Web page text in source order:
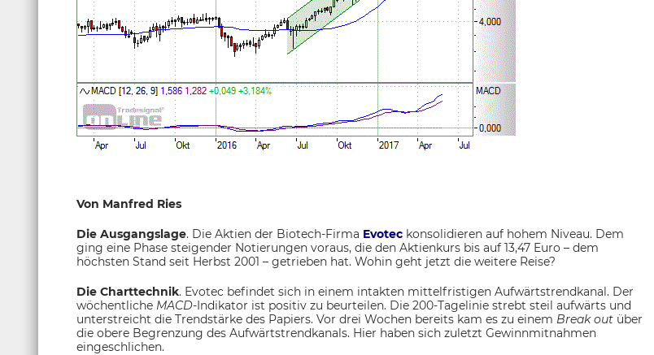
Von Manfred Ries
Die Ausgangslage. Die Aktien der Biotech-Firma Evotec konsolidieren auf hohem Niveau. Dem
ging eine Phase steigender Notierungen voraus, die den Aktienkurs bis auf 13,47 Euro – dem
höchsten Stand seit Herbst 2001 – getrieben hat. Wohin geht jetzt die weitere Reise?
Die Charttechnik. Evotec befindet sich in einem intakten mittelfristigen Aufwärtstrendkanal. Der
wöchentliche MACD-Indikator ist positiv zu beurteilen. Die 200-Tagelinie strebt steil aufwärts und
unterstreicht die Trendstärke des Papiers. Vor drei Wochen bereits kam es zu einem Break out über
die obere Begrenzung des Aufwärtstrendkanals. Hier haben sich zuletzt Gewinnmitnahmen
eingeschlichen.